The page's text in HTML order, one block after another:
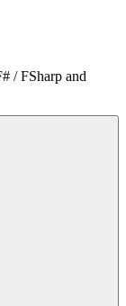
/ FSharp and